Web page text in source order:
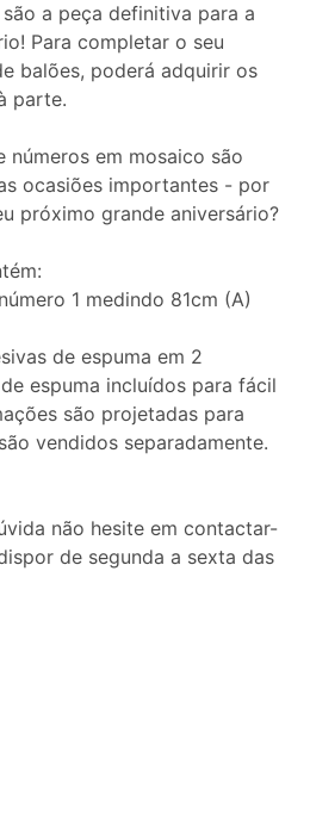
a peça definitiva para a
Para completar o seu
balões, poderá adquirir os
parte.
números em mosaico são
ocasiões importantes - por
próximo grande aniversário?
1 medindo 81cm (A)
de espuma em 2
espuma incluídos para fácil
são projetadas para
vendidos separadamente.
não hesite em contactar-
de segunda a sexta das